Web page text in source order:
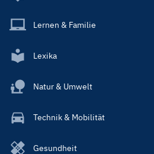
Lernen & Familie
Lexika
Natur & Umwelt
Technik & Mobilität
Gesundheit